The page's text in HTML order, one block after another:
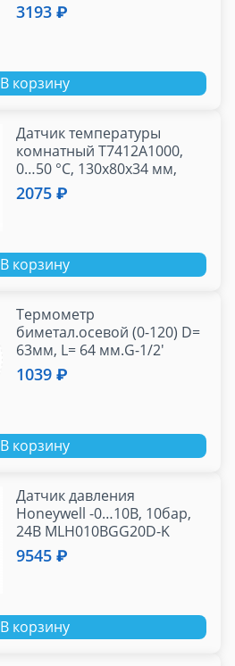
3193 ₽
В корзину
Датчик температуры
комнатный T7412A1000,
0…50 °C, 130x80x34 мм,
IP30, 2-х пров, Honeywell
2075 ₽
В корзину
Термометр
биметал.осевой (0-120) D=
63мм, L= 64 мм.G-1/2'
(Кл.точ.2,5)
1039 ₽
В корзину
Датчик давления
Honeywell -0…10В, 10бар,
24В MLH010BGG20D-K
9545 ₽
В корзину